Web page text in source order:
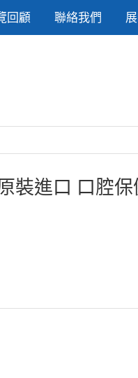
回顧 聯絡我們
裝進口 口腔